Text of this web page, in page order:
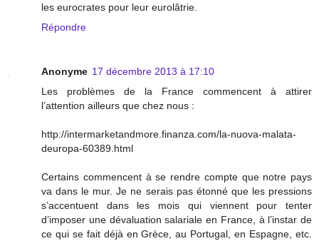
les eurocrates pour leur eurolâtrie.
Répondre
Anonyme 17 décembre 2013 à 17:10
Les problèmes de la France commencent à attirer
l’attention ailleurs que chez nous :
http://intermarketandmore.finanza.com/la-nuova-malata-
deuropa-60389.html
Certains commencent à se rendre compte que notre pays
va dans le mur. Je ne serais pas étonné que les pressions
s’accentuent dans les mois qui viennent pour tenter
d’imposer une dévaluation salariale en France, à l’instar de
ce qui se fait déjà en Grèce, au Portugal, en Espagne, etc.